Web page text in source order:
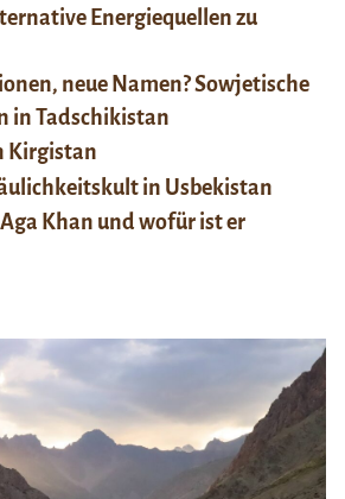
Energiequellen zu
neue Namen? Sowjetische
in Tadschikistan
Kirgistan
in Usbekistan
Khan und wofür ist er